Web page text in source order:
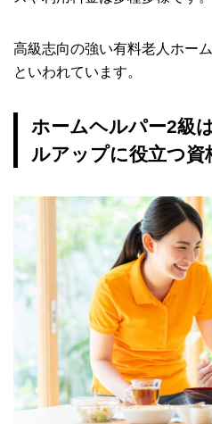
高級志向の強い有料老人ホー
といわれています。
ホームヘルパー2級
ルアップに役立つ資